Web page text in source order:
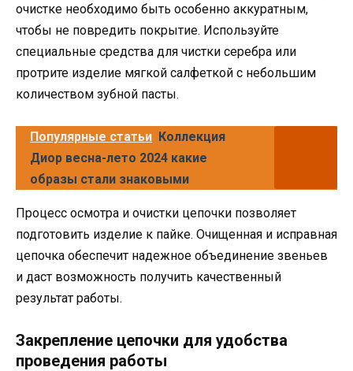
очистке необходимо быть особенно аккуратным,
чтобы не повредить покрытие. Используйте
специальные средства для чистки серебра или
протрите изделие мягкой салфеткой с небольшим
количеством зубной пасты.
Популярные статьи Коллекция
Диор весна-лето 2024 какие
образы стали знаковыми
Процесс осмотра и очистки цепочки позволяет
подготовить изделие к пайке. Очищенная и исправная
цепочка обеспечит надежное объединение звеньев
и даст возможность получить качественный
результат работы.
Закрепление цепочки для удобства
проведения работы